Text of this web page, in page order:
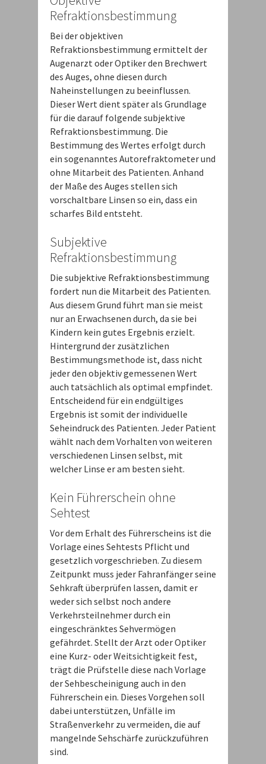
Refraktionsbestimmung
Bei der objektiven
Refraktionsbestimmung ermittelt der
Augenarzt oder Optiker den Brechwert
des Auges, ohne diesen durch
Naheinstellungen zu beeinflussen.
Dieser Wert dient später als Grundlage
für die darauf folgende subjektive
Refraktionsbestimmung. Die
Bestimmung des Wertes erfolgt durch
ein sogenanntes Autorefraktometer und
ohne Mitarbeit des Patienten. Anhand
der Maße des Auges stellen sich
vorschaltbare Linsen so ein, dass ein
scharfes Bild entsteht.
Subjektive
Refraktionsbestimmung
Die subjektive Refraktionsbestimmung
fordert nun die Mitarbeit des Patienten.
Aus diesem Grund führt man sie meist
nur an Erwachsenen durch, da sie bei
Kindern kein gutes Ergebnis erzielt.
Hintergrund der zusätzlichen
Bestimmungsmethode ist, dass nicht
jeder den objektiv gemessenen Wert
auch tatsächlich als optimal empfindet.
Entscheidend für ein endgültiges
Ergebnis ist somit der individuelle
Seheindruck des Patienten. Jeder Patient
wählt nach dem Vorhalten von weiteren
verschiedenen Linsen selbst, mit
welcher Linse er am besten sieht.
Kein Führerschein ohne
Sehtest
Vor dem Erhalt des Führerscheins ist die
Vorlage eines Sehtests Pflicht und
gesetzlich vorgeschrieben. Zu diesem
Zeitpunkt muss jeder Fahranfänger seine
Sehkraft überprüfen lassen, damit er
weder sich selbst noch andere
Verkehrsteilnehmer durch ein
eingeschränktes Sehvermögen
gefährdet. Stellt der Arzt oder Optiker
eine Kurz- oder Weitsichtigkeit fest,
trägt die Prüfstelle diese nach Vorlage
der Sehbescheinigung auch in den
Führerschein ein. Dieses Vorgehen soll
dabei unterstützen, Unfälle im
Straßenverkehr zu vermeiden, die auf
mangelnde Sehschärfe zurückzuführen
sind.